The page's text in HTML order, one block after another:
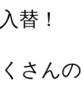
替！
さん